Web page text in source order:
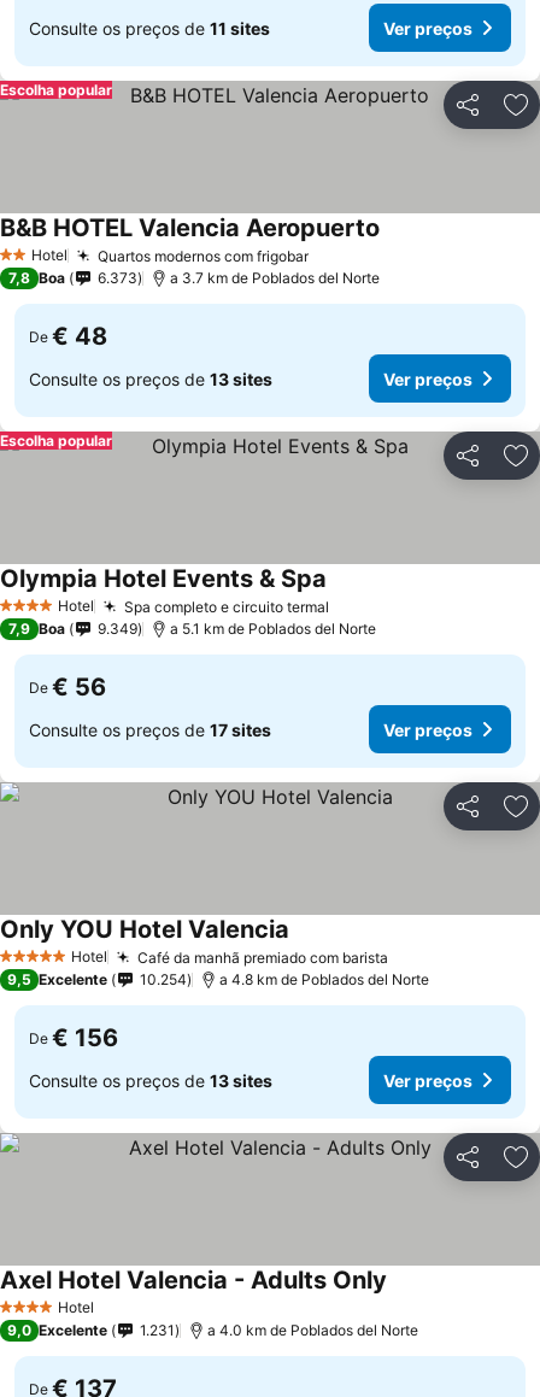
Consulte os preços de 11 sites Ver preços
Partilhar
Escolha popular
2 Estrelas
Hotel Quartos modernos com frigobar
B&B HOTEL Valencia Aeropuerto
7,8 Boa 6.373 a 3.7 km de Poblados del Norte
De € 48
Consulte os preços de 13 sites Ver preços
Partilhar
Escolha popular
4 EstrelasHotel Spa completo e circuito termal
Olympia Hotel Events & Spa
7,9 Boa 9.349 a 5.1 km de Poblados del Norte
De € 56
Consulte os preços de 17 sites Ver preços
Partilhar
5 Estrelas Hotel Café da manhã premiado com barista
Only YOU Hotel Valencia
9,5 Excelente 10.254 a 4.8 km de Poblados del Norte
De € 156
Consulte os preços de 13 sites Ver preços
Partilhar
4 EstrelasHotel
Axel Hotel Valencia - Adults Only
9,0 Excelente 1.231 a 4.0 km de Poblados del Norte
De € 137